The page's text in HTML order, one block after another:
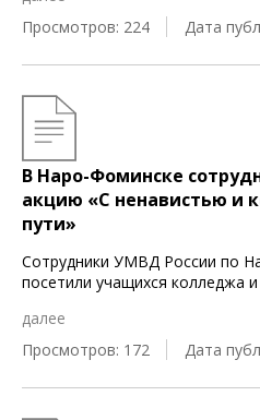
Просмотров: 224
Дата
В Наро-Фоминске
акцию «С ненавистью и
пути»
Сотрудники УМВД России по
посетили учащихся колледжа
далее
Просмотров: 172
Дата